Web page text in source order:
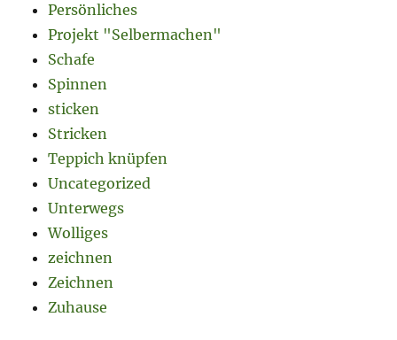
Persönliches
Projekt "Selbermachen"
Schafe
Spinnen
sticken
Stricken
Teppich knüpfen
Uncategorized
Unterwegs
Wolliges
zeichnen
Zeichnen
Zuhause